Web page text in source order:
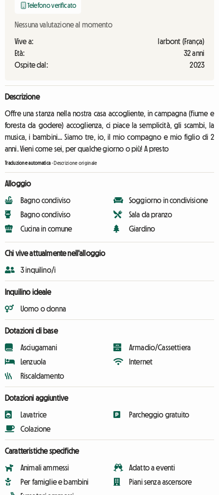
Telefono verificato
Nessuna valutazione al momento
Vive a:
larbont (França)
Età:
32 anni
Ospite dal:
2023
Descrizione
Offre una stanza nella nostra casa accogliente, in campagna (fiume e
foresta da godere) accoglienza, ci piace la semplicità, gli scambi, la
musica, i bambini... Siamo tre, io, il mio compagno e mio figlio di 2
anni. Vieni come sei, per qualche giorno o più! A presto
Traduzione automatica-Descrizione originale
Alloggio
Bagno condiviso
Bagno condiviso
Cucina in comune
Soggiorno in condivisione
Sala da pranzo
Giardino
Chi vive attualmente nell'alloggio
3 inquilino/i
Inquilino ideale
Uomo o donna
Dotazioni di base
Asciugamani
Lenzuola
Riscaldamento
Armadio/Cassettiera
Internet
Dotazioni aggiuntive
Lavatrice
Colazione
Parcheggio gratuito
Caratteristiche specifiche
Animali ammessi
Per famiglie e bambini
Adatto a eventi
Piani senza ascensore